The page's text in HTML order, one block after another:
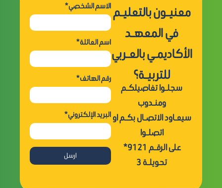
معنيـون بالتعليـم
في المعهـد
الأكاديمـي بالعـربي
للتربيـة؟
سجلـوا تفاصيلكـم
ومنـدوب
سيعـاود الاتصـال بكـم او
اتصلـوا
على الرقـم
تحويلـة 3
*الاسم الشخصي
*اسم العائلة
*رقم الهاتف
*البريد الإلكتروني
ارسل